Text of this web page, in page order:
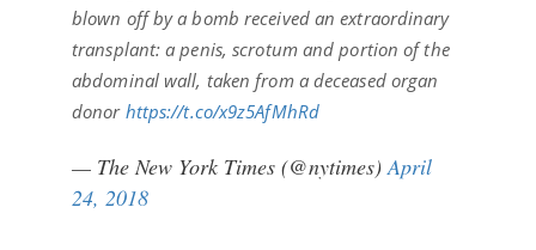
blown off by a bomb received an extraordinary
transplant: a penis, scrotum and portion of the
abdominal wall, taken from a deceased organ
donor https://t.co/x9z5AfMhRd
— The New York Times (@nytimes) April
24, 2018